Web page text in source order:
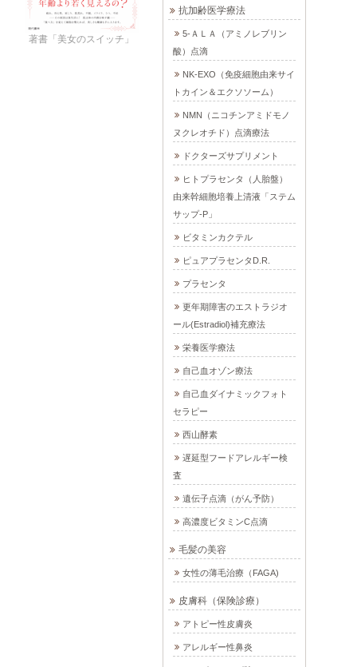
抗加齢医学療法
5-ＡＬＡ（アミノレブリン
酸）点滴
NK-EXO（免疫細胞由来サイ
トカイン＆エクソソーム）
NMN（ニコチンアミドモノ
ヌクレオチド）点滴療法
ドクターズサプリメント
ヒトプラセンタ（人胎盤）
由来幹細胞培養上清液「ステム
サップ-P」
ビタミンカクテル
ピュアプラセンタD.R.
プラセンタ
更年期障害のエストラジオ
ール(Estradiol)補充療法
栄養医学療法
自己血オゾン療法
自己血ダイナミックフォト
セラピー
西山酵素
遅延型フードアレルギー検
査
遺伝子点滴（がん予防）
高濃度ビタミンC点滴
毛髪の美容
女性の薄毛治療（FAGA)
皮膚科（保険診療）
アトピー性皮膚炎
アレルギー性鼻炎
著書「美女のスイッチ」